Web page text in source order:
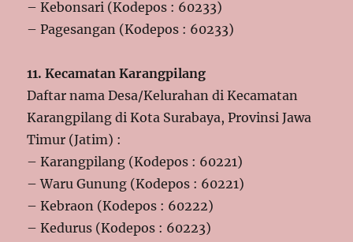
– Kebonsari (Kodepos : 60233)
– Pagesangan (Kodepos : 60233)
11. Kecamatan Karangpilang
Daftar nama Desa/Kelurahan di Kecamatan
Karangpilang di Kota Surabaya, Provinsi Jawa
Timur (Jatim) :
– Karangpilang (Kodepos : 60221)
– Waru Gunung (Kodepos : 60221)
– Kebraon (Kodepos : 60222)
– Kedurus (Kodepos : 60223)